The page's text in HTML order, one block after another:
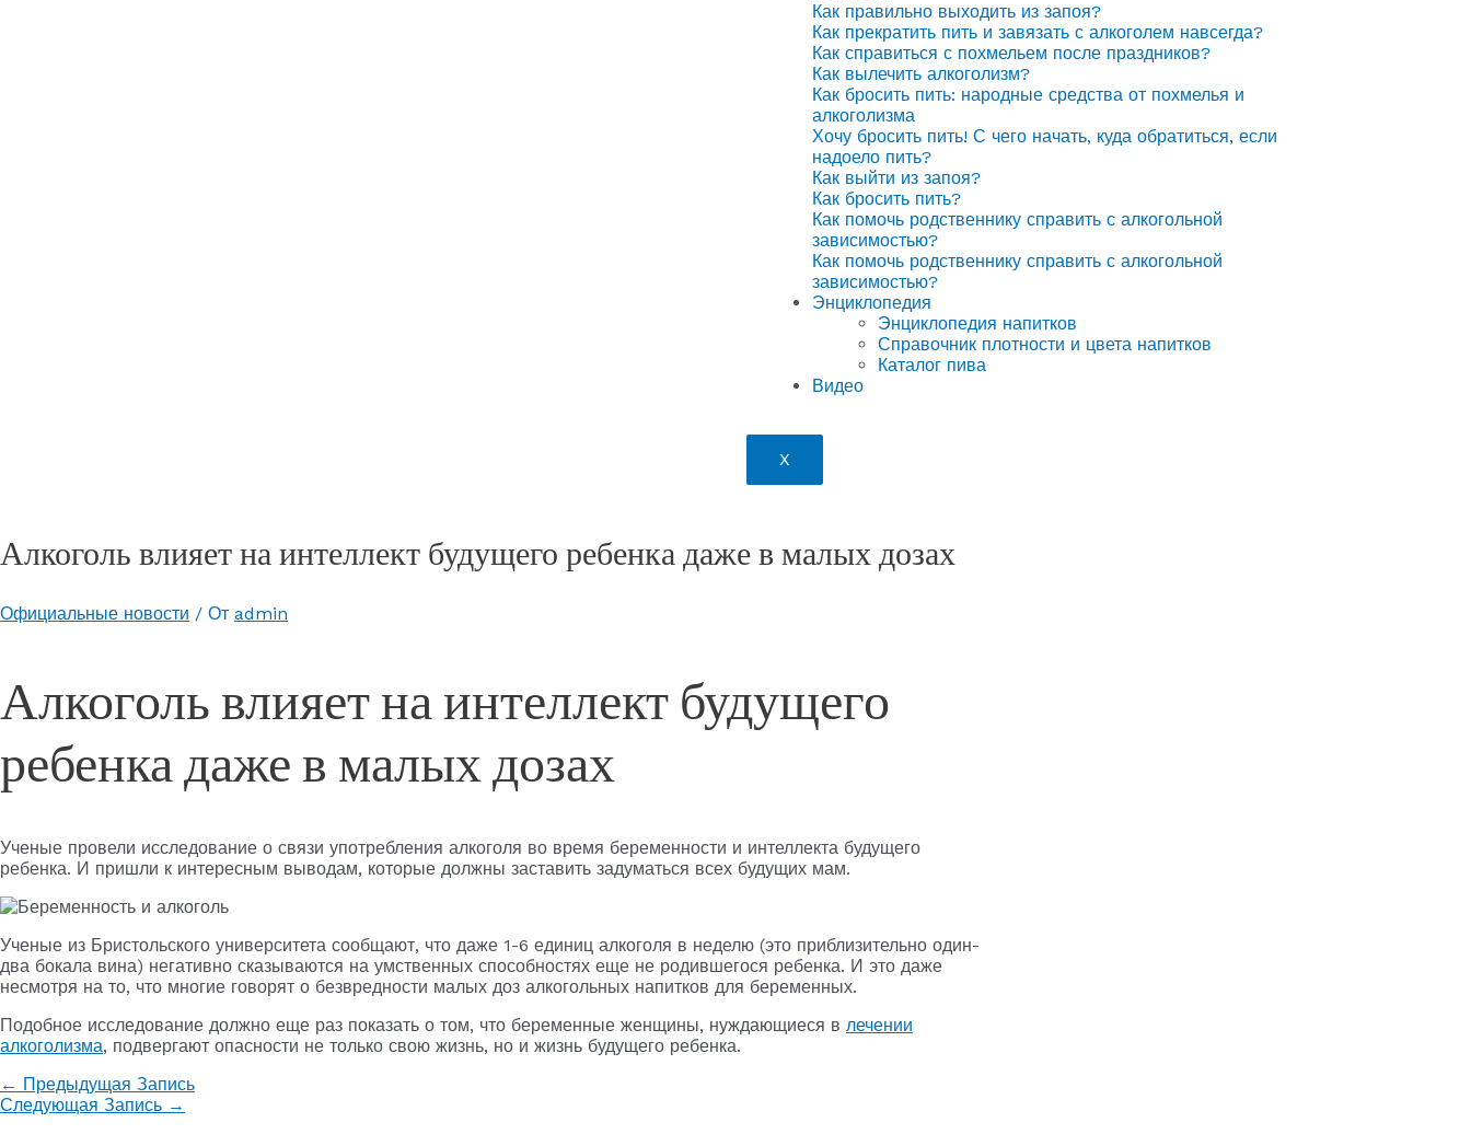
Как правильно выходить из запоя?
Как прекратить пить и завязать с алкоголем навсегда?
Как справиться с похмельем после праздников?
Как вылечить алкоголизм?
Как бросить пить: народные средства от похмелья и
алкоголизма
Хочу бросить пить! С чего начать, куда обратиться, если
надоело пить?
Как выйти из запоя?
Как бросить пить?
Как помочь родственнику справить с алкогольной
зависимостью?
Как помочь родственнику справить с алкогольной
зависимостью?
Энциклопедия
Энциклопедия напитков
Справочник плотности и цвета напитков
Каталог пива
Видео
X
Алкоголь влияет на интеллект будущего ребенка даже в малых дозах
Официальные новости / От admin
Алкоголь влияет на интеллект будущего
ребенка даже в малых дозах
Ученые провели исследование о связи употребления алкоголя во время беременности и интеллекта будущего
ребенка. И пришли к интересным выводам, которые должны заставить задуматься всех будущих мам.
Ученые из Бристольского университета сообщают, что даже 1-6 единиц алкоголя в неделю (это приблизительно один-
два бокала вина) негативно сказываются на умственных способностях еще не родившегося ребенка. И это даже
несмотря на то, что многие говорят о безвредности малых доз алкогольных напитков для беременных.
Подобное исследование должно еще раз показать о том, что беременные женщины, нуждающиеся в лечении
алкоголизма, подвергают опасности не только свою жизнь, но и жизнь будущего ребенка.
← Предыдущая Запись
Следующая Запись →